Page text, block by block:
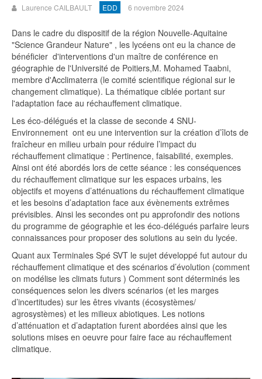
Laurence CAILBAULT EDD 6 novembre 2024
Dans le cadre du dispositif de la région Nouvelle-Aquitaine
"Science Grandeur Nature" , les lycéens ont eu la chance de
bénéficier d'interventions d'un maître de conférence en
géographie de l'Université de Poitiers,M. Mohamed Taabni,
membre d'Acclimaterra (le comité scientifique régional sur le
changement climatique). La thématique ciblée portant sur
l'adaptation face au réchauffement climatique.
Les éco-délégués et la classe de seconde 4 SNU-
Environnement ont eu une intervention sur la création d’îlots de
fraîcheur en milieu urbain pour réduire l’impact du
réchauffement climatique : Pertinence, faisabilité, exemples.
Ainsi ont été abordés lors de cette séance : les conséquences
du réchauffement climatique sur les espaces urbains, les
objectifs et moyens d’atténuations du réchauffement climatique
et les besoins d’adaptation face aux évènements extrêmes
prévisibles. Ainsi les secondes ont pu approfondir des notions
du programme de géographie et les éco-délégués parfaire leurs
connaissances pour proposer des solutions au sein du lycée.
Quant aux Terminales Spé SVT le sujet développé fut autour du
réchauffement climatique et des scénarios d’évolution (comment
on modélise les climats futurs ) Comment sont déterminés les
conséquences selon les divers scénarios (et les marges
d’incertitudes) sur les êtres vivants (écosystèmes/
agrosystèmes) et les milieux abiotiques. Les notions
d’atténuation et d’adaptation furent abordées ainsi que les
solutions mises en oeuvre pour faire face au réchauffement
climatique.